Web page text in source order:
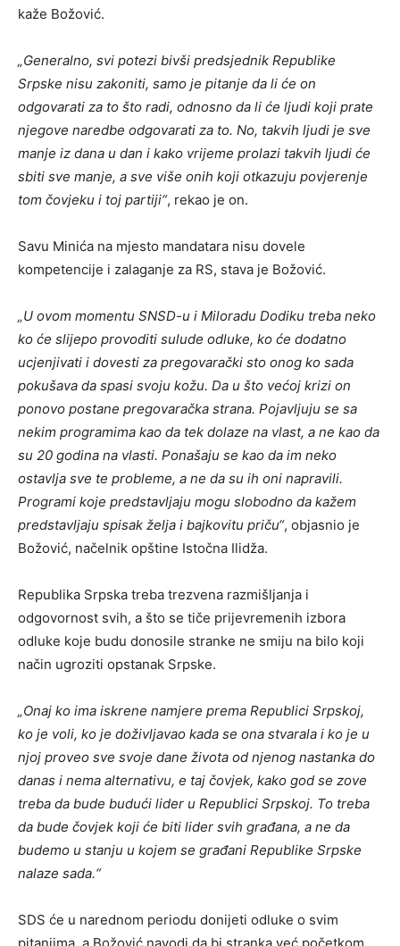
kaže Božović.
„Generalno, svi potezi bivši predsjednik Republike
Srpske nisu zakoniti, samo je pitanje da li će on
odgovarati za to što radi, odnosno da li će ljudi koji prate
njegove naredbe odgovarati za to. No, takvih ljudi je sve
manje iz dana u dan i kako vrijeme prolazi takvih ljudi će
sbiti sve manje, a sve više onih koji otkazuju povjerenje
tom čovjeku i toj partiji“, rekao je on.
Savu Minića na mjesto mandatara nisu dovele
kompetencije i zalaganje za RS, stava je Božović.
„U ovom momentu SNSD-u i Miloradu Dodiku treba neko
ko će slijepo provoditi sulude odluke, ko će dodatno
ucjenjivati i dovesti za pregovarački sto onog ko sada
pokušava da spasi svoju kožu. Da u što većoj krizi on
ponovo postane pregovaračka strana. Pojavljuju se sa
nekim programima kao da tek dolaze na vlast, a ne kao da
su 20 godina na vlasti. Ponašaju se kao da im neko
ostavlja sve te probleme, a ne da su ih oni napravili.
Programi koje predstavljaju mogu slobodno da kažem
predstavljaju spisak želja i bajkovitu priču“, objasnio je
Božović, načelnik opštine Istočna Ilidža.
Republika Srpska treba trezvena razmišljanja i
odgovornost svih, a što se tiče prijevremenih izbora
odluke koje budu donosile stranke ne smiju na bilo koji
način ugroziti opstanak Srpske.
„Onaj ko ima iskrene namjere prema Republici Srpskoj,
ko je voli, ko je doživljavao kada se ona stvarala i ko je u
njoj proveo sve svoje dane života od njenog nastanka do
danas i nema alternativu, e taj čovjek, kako god se zove
treba da bude budući lider u Republici Srpskoj. To treba
da bude čovjek koji će biti lider svih građana, a ne da
budemo u stanju u kojem se građani Republike Srpske
nalaze sada.“
SDS će u narednom periodu donijeti odluke o svim